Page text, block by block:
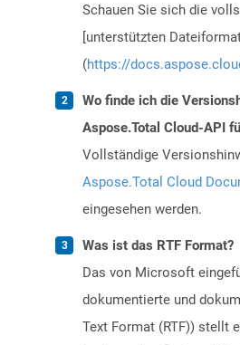
Schauen Sie sich die
[unterstützten
(https://
Wo finde ich die
Aspose.Total Cloud-API
Vollständige
Aspose.Total Cloud
eingesehen werden.
Was ist das RTF Format?
Das von Microsoft
dokumentierte und
Text Format (RTF)) stellt